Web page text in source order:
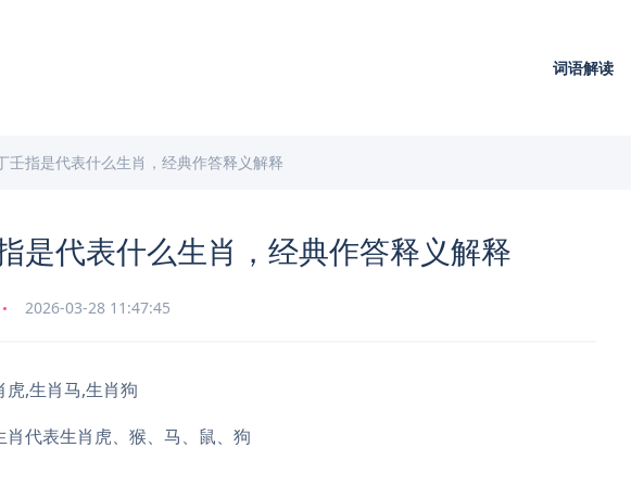
词语解读
壬指是代表什么生肖，经典作答释义解释
是代表什么生肖，经典作答释义解释
2026-03-28 11:47:45
,生肖马,生肖狗
代表生肖虎、猴、马、鼠、狗